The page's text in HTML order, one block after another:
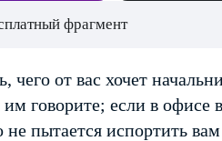
фрагмент
от вас хочет
говорите; если в офисе
не пытается испортить